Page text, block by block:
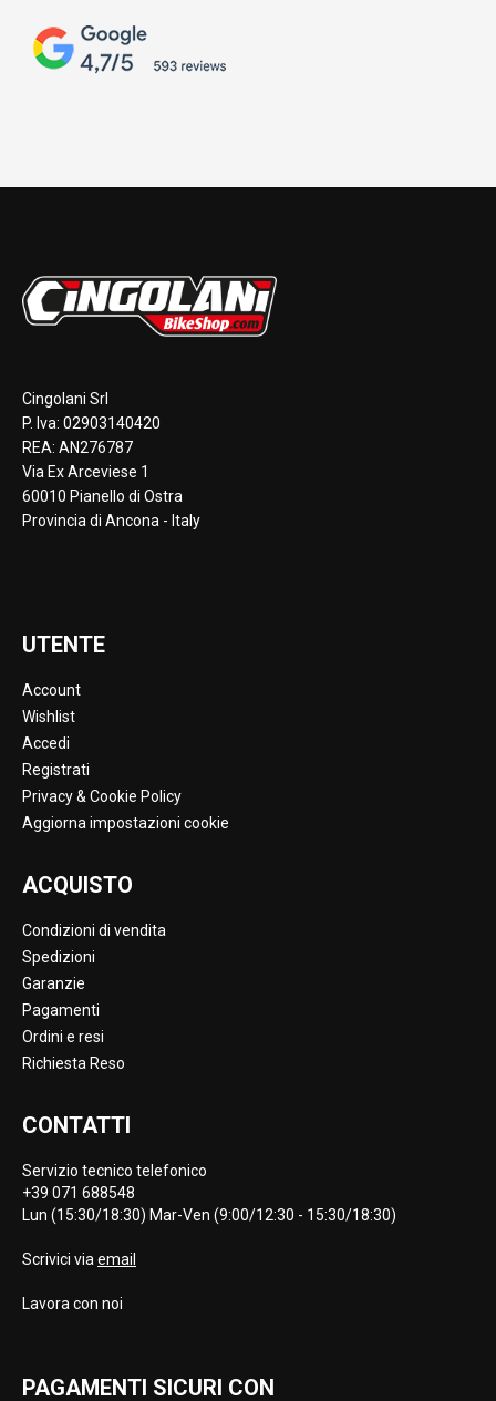
Cingolani Srl
P. Iva: 02903140420
REA: AN276787
Via Ex Arceviese 1
60010 Pianello di Ostra
Provincia di Ancona - Italy
UTENTE
Account
Wishlist
Accedi
Registrati
Privacy & Cookie Policy
Aggiorna impostazioni cookie
ACQUISTO
Condizioni di vendita
Spedizioni
Garanzie
Pagamenti
Ordini e resi
Richiesta Reso
CONTATTI
Servizio tecnico telefonico
+39 071 688548
Lun (15:30/18:30) Mar-Ven (9:00/12:30 - 15:30/18:30)
Scrivici via email
Lavora con noi
PAGAMENTI SICURI CON